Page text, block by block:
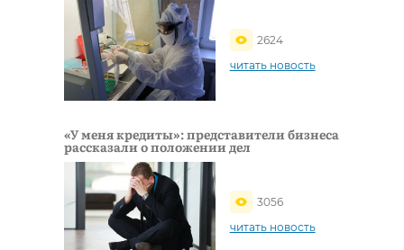
2624
читать новость
«У меня кредиты»: представители бизнеса
рассказали о положении дел
3056
читать новость